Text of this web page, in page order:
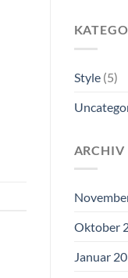
Style(5)
ARCHIV
Oktober
Januar